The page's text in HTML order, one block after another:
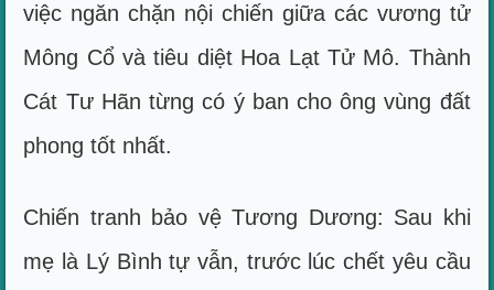
việc ngăn chặn nội chiến giữa các vương tử
Mông Cổ và tiêu diệt Hoa Lạt Tử Mô. Thành
Cát Tư Hãn từng có ý ban cho ông vùng đất
phong tốt nhất.
Chiến tranh bảo vệ Tương Dương: Sau khi
mẹ là Lý Bình tự vẫn, trước lúc chết yêu cầu